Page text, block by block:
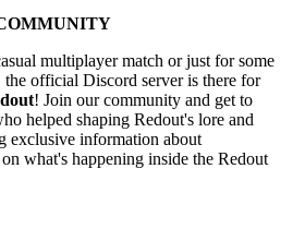
multiplayer match or just for some
official Discord server is there for
! Join our community and get to
helped shaping Redout's lore and
exclusive information about
what's happening inside the Redout